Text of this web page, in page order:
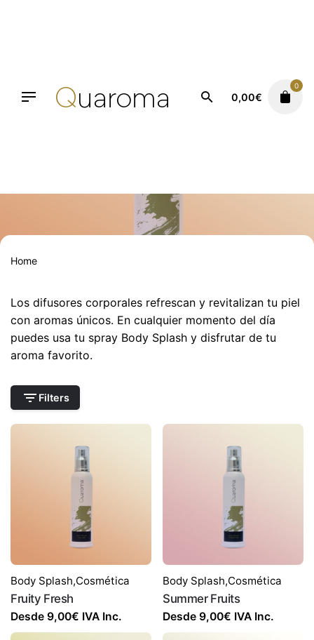
0,00€
0
Home
Los difusores corporales refrescan y revitalizan tu piel
con aromas únicos. En cualquier momento del día
puedes usa tu spray Body Splash y disfrutar de tu
aroma favorito.
Filters
Body Splash,Cosmética
Fruity Fresh
Desde 9,00€ IVA Inc.
Body Splash,Cosmética
Summer Fruits
Desde 9,00€ IVA Inc.